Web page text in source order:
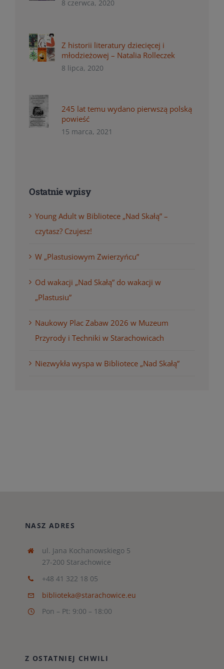
8 czerwca, 2020
Z historii literatury dziecięcej i
młodzieżowej – Natalia Rolleczek
8 lipca, 2020
245 lat temu wydano pierwszą polską
powieść
15 marca, 2021
Ostatnie wpisy
Young Adult w Bibliotece „Nad Skałą” –
czytasz? Czujesz!
W „Plastusiowym Zwierzyńcu”
Od wakacji „Nad Skałą” do wakacji w
„Plastusiu”
Naukowy Plac Zabaw 2026 w Muzeum
Przyrody i Techniki w Starachowicach
Niezwykła wyspa w Bibliotece „Nad Skałą”
NASZ ADRES
ul. Jana Kochanowskiego 5
27-200 Starachowice
+48 41 322 18 05
biblioteka@starachowice.eu
Pon – Pt: 9:00 – 18:00
Z OSTATNIEJ CHWILI